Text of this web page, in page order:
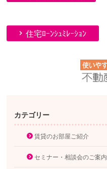
住宅ﾛｰﾝｼｭﾐﾚｰｼｮﾝ
カテゴリー
賃貸のお部屋ご紹介
セミナー・相談会のご案内